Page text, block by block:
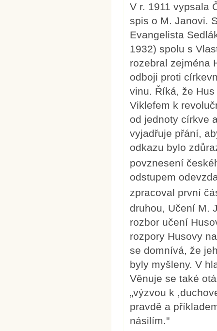
V r. 1911 vypsala
spis o M. Janovi.
Evangelista
1932) spolu s
rozebral zejména
odboji proti
vinu. Říká, že
Viklefem k
od jednoty církve
vyjadřuje přání,
odkazu bylo
povznesení
odstupem
zpracoval první
druhou, Učení M.
rozbor učení
rozpory Husovy
se domnívá, že
byly myšleny. V
Věnuje se také
„výzvou k
pravdě a
násilím."